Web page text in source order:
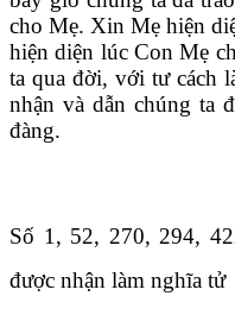
cho Mẹ. Xin Mẹ hiện
hiện diện lúc Con Mẹ
ta qua đời, với tư cách
nhận và dẫn chúng ta
đàng.
Số 1, 52, 270, 294,
được nhận làm nghĩa tử